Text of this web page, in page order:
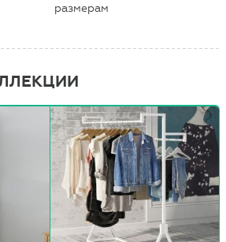
размерам